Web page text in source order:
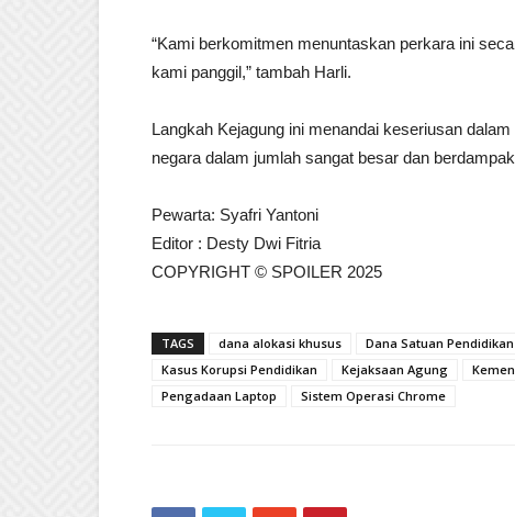
“Kami berkomitmen menuntaskan perkara ini
kami panggil,” tambah Harli.
Langkah Kejagung ini menandai keseriusan
negara dalam jumlah sangat besar dan
Pewarta: Syafri Yantoni
Editor : Desty Dwi Fitria
COPYRIGHT © SPOILER 2025
TAGS dana alokasi khusus Dana Satuan Pendidikan
Kasus Korupsi Pendidikan
Kejaksaan Agung
Pengadaan Laptop
Sistem Operasi Chrome